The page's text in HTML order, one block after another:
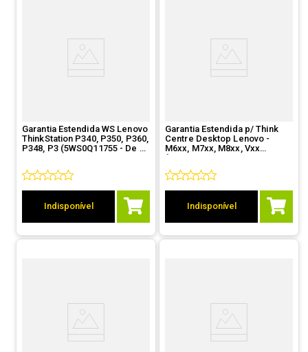
Garantia Estendida WS Lenovo
ThinkStation P340, P350, P360,
P348, P3 (5WS0Q11755 - De 1
Site)
Indisponível
Garantia Estendida p/ Think
Centre Desktop Lenovo -
M6xx, M7xx, M8xx, Vxx
(5WS0D80967 - De 1 ano
OnSite p/3 anos OnSite)
Indisponível